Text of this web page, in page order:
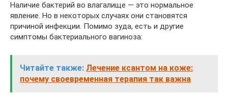
Наличие бактерий во влагалище — это нормальное
явление. Но в некоторых случаях они становятся
причиной инфекции. Помимо зуда, есть и другие
симптомы бактериального вагиноза:
Читайте также: Лечение ксантом на коже:
почему своевременная терапия так важна